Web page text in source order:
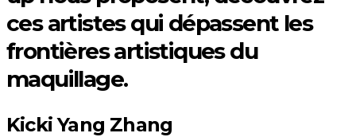
ces artistes qui dépassent les
frontières artistiques du
maquillage.
Kicki Yang Zhang